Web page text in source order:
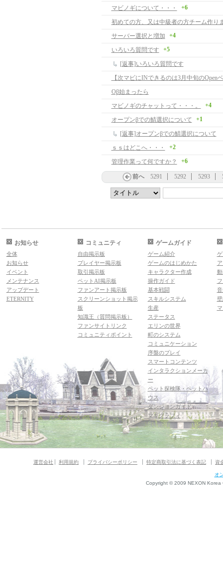
マビノギについて・・・
+6
初めての方、又は中級者の方チーム作り
サーバー選択と増加
+4
いろいろ質問です +5
[返事]いろいろ質問です
【次マビにINできるのは3月中旬のOpen
Oβ始まったら
マビノギのチャットって・・・。
+4
オープンβでの鯖選択について +1
[返事]オープンβでの鯖選択について
ｓｓはどこへ・・・
+2
管理作業って何ですか？ +6
前へ 5291 5292 5293
お知らせ
全体
お知らせ
イベント
メンテナンス
アップデート
ETERNITY
コミュニティ
自由掲示板
プレイヤー掲示板
取引掲示板
ペットAI掲示板
ファンアート掲示板
スクリーンショット掲示
板
知識王（質問掲示板）
ファンサイトリンク
コミュニティポイント
ゲームガイド
ゲーム紹介
ゲームのはじめかた
キャラクター作成
操作ガイド
基本戦闘
スキルシステム
生産
ステータス
エリンの世界
町のシステム
コミュニケーション
序盤のプレイ
スマートコンテンツ
インタラクションメーカ
ー
ペット探検隊・ペットハ
ウス
ダンジョンガイド
マギグラフィ
運営会社 利用規約 プライバシーポリシー 特定商取引法に基づく表記 資
オ
Copyright © 2009 NEXON Korea